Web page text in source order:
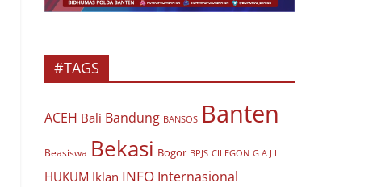
#TAGS
ACEH Bali Bandung BANSOS Banten
Beasiswa Bekasi Bogor BPJS CILEGON G A J I
HUKUM Iklan INFO Internasional